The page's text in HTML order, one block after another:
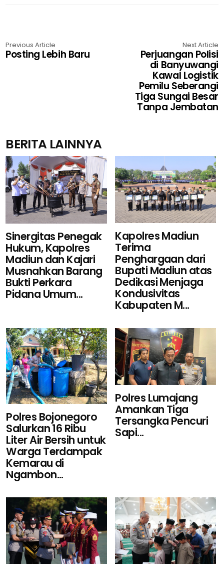
Previous Article
Posting Lebih Baru
Next Article
Perjuangan Polisi
di Banyuwangi
Kawal Logistik
Pemilu Seberangi
Tiga Sungai Besar
Tanpa Jembatan
BERITA LAINNYA
Sinergitas Penegak
Hukum, Kapolres
Madiun dan Kajari
Musnahkan Barang
Bukti Perkara
Pidana Umum...
Kapolres Madiun
Terima
Penghargaan dari
Bupati Madiun atas
Dedikasi Menjaga
Kondusivitas
Kabupaten M...
Polres Bojonegoro
Salurkan 16 Ribu
Liter Air Bersih untuk
Warga Terdampak
Kemarau di
Ngambon...
Polres Lumajang
Amankan Tiga
Tersangka Pencuri
Sapi...